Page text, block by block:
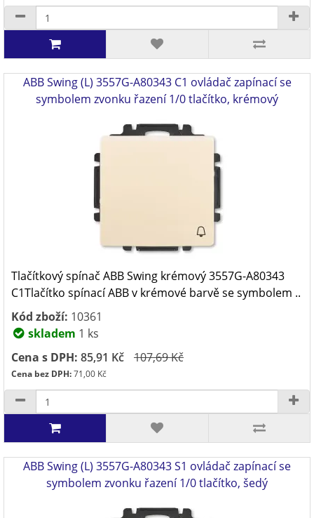
ABB Swing (L) 3557G-A80343 C1 ovládač zapínací se
symbolem zvonku řazení 1/0 tlačítko, krémový
Tlačítkový spínač ABB Swing krémový 3557G-A80343
C1Tlačítko spínací ABB v krémové barvě se symbolem ..
Kód zboží: 10361
skladem 1 ks
Cena s DPH: 85,91 Kč 107,69 Kč
Cena bez DPH:71,00 Kč
ABB Swing (L) 3557G-A80343 S1 ovládač zapínací se
symbolem zvonku řazení 1/0 tlačítko, šedý